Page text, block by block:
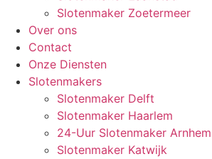
Slotenmaker Zoetermeer
Over ons
Contact
Onze Diensten
Slotenmakers
Slotenmaker Delft
Slotenmaker Haarlem
24-Uur Slotenmaker Arnhem
Slotenmaker Katwijk